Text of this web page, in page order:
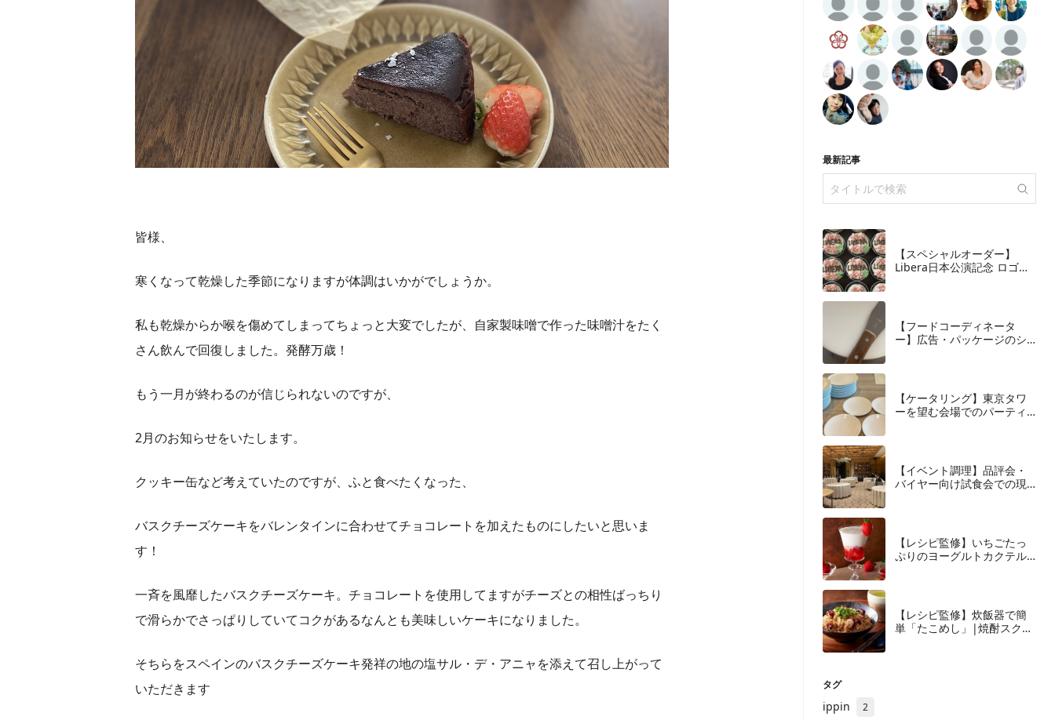
皆様、
寒くなって乾燥した季節になりますが体調はいかがでしょうか。
私も乾燥からか喉を傷めてしまってちょっと大変でしたが、自家製味噌で作った味噌汁をたく
さん飲んで回復しました。発酵万歳！
もう一月が終わるのが信じられないのですが、
2月のお知らせをいたします。
クッキー缶など考えていたのですが、ふと食べたくなった、
バスクチーズケーキをバレンタインに合わせてチョコレートを加えたものにしたいと思いま
す！
一斉を風靡したバスクチーズケーキ。チョコレートを使用してますがチーズとの相性ばっちり
で滑らかでさっぱりしていてコクがあるなんとも美味しいケーキになりました。
そちらをスペインのバスクチーズケーキ発祥の地の塩サル・デ・アニャを添えて召し上がって
いただきます
最新記事
【スペシャルオーダー】
Libera日本公演記念 ロゴ入
【フードコーディネータ
ー】広告・パッケージのシ
【ケータリング】東京タワ
ーを望む会場でのパーティ
【イベント調理】品評会・
バイヤー向け試食会での現
【レシピ監修】いちごたっ
ぷりのヨーグルトカクテル|
【レシピ監修】炊飯器で簡
単「たこめし」|焼酎スクエ
タグ
ippin 2